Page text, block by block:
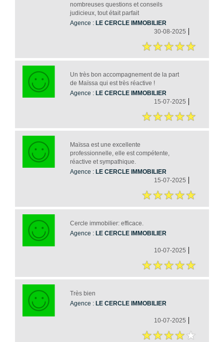
nombreuses questions et conseils
judicieux, tout était parfait
Agence : LE CERCLE IMMOBILIER
30-08-2025
Un très bon accompagnement de la part
de Maïssa qui est très réactive !
Agence : LE CERCLE IMMOBILIER
15-07-2025
Maïssa est une excellente
professionnelle, elle est compétente,
réactive et sympathique.
Agence : LE CERCLE IMMOBILIER
15-07-2025
Cercle immobilier: efficace.
Agence : LE CERCLE IMMOBILIER
10-07-2025
Très bien
Agence : LE CERCLE IMMOBILIER
10-07-2025